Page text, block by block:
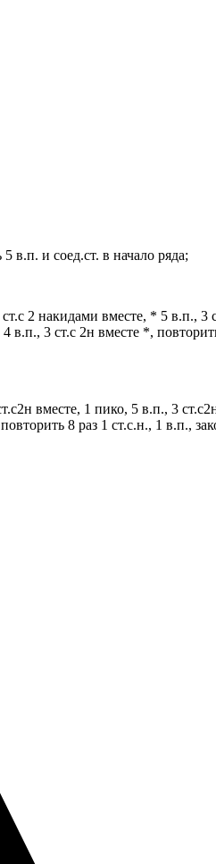
в.п. и соед.ст. в начало ряда;
2 накидами вместе, * 5 в.п., 3
3 ст.с 2н вместе *,
вместе, 1 пико, 5 в.п., 3
8 раз 1 ст.с.н., 1 в.п.,